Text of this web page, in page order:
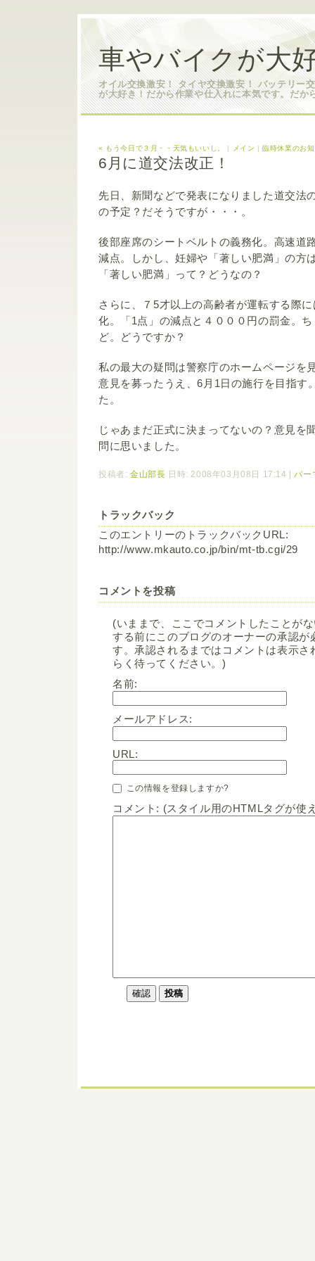
車やバイクが大
オイル交換激安！ タイヤ交換激安！ バッテリー
が大好き！だから作業や仕入れに本気です。だか
« もう今日で３月・・天気もいいし。 | メイン |臨時休業のお
6月に道交法改正！
先日、新聞などで発表になりました道交法
の予定？だそうですが・・・。
後部座席のシートベルトの義務化。高速道
減点。しかし、妊婦や「著しい肥満」の方
「著しい肥満」って？どうなの？
さらに、７5才以上の高齢者が運転する際
化。「1点」の減点と４０００円の罰金。
ど。どうですか？
私の最大の疑問は警察庁のホームページを
意見を募ったうえ、6月1日の施行を目指す
た。
じゃあまだ正式に決まってないの？意見を
問に思いました。
投稿者:金山部長 日時: 2008年03月08日 17:14 パー
トラックバック
このエントリーのトラックバックURL:
http://www.mkauto.co.jp/bin/mt-tb.cgi/29
コメントを投稿
(いままで、ここでコメントしたことが
する前にこのブログのオーナーの承認が
す。承認されるまではコメントは表示さ
らく待ってください。)
名前:
メールアドレス:
URL:
この情報を登録しますか?
コメント: (スタイル用のHTMLタグが使